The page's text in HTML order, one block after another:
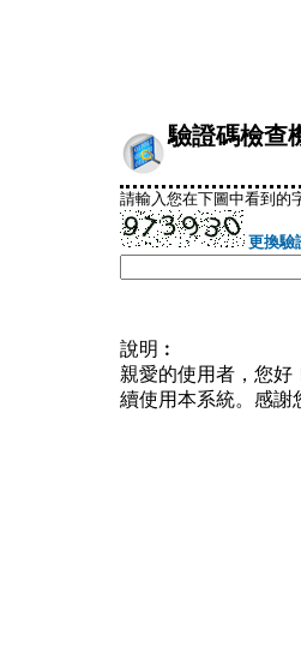
驗證碼檢查
請輸入您在下圖中看到的
更換驗
說明︰
親愛的使用者，您好
續使用本系統。感謝